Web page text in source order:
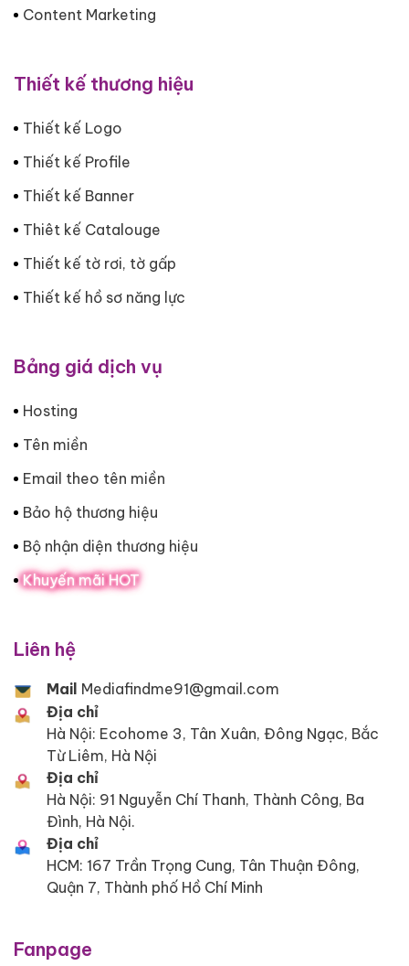
Content Marketing
Thiết kế thương hiệu
Thiết kế Logo
Thiết kế Profile
Thiết kế Banner
Thiêt kế Catalouge
Thiết kế tờ rơi, tờ gấp
Thiết kế hồ sơ năng lực
Bảng giá dịch vụ
Hosting
Tên miền
Email theo tên miền
Bảo hộ thương hiệu
Bộ nhận diện thương hiệu
Khuyến mãi HOT
Liên hệ
Mail Mediafindme91@gmail.com
Địa chỉ
Hà Nội: Ecohome 3, Tân Xuân, Đông Ngạc, Bắc
Từ Liêm, Hà Nội
Địa chỉ
Hà Nội: 91 Nguyễn Chí Thanh, Thành Công, Ba
Đình, Hà Nội.
Địa chỉ
HCM: 167 Trần Trọng Cung, Tân Thuận Đông,
Quận 7, Thành phố Hồ Chí Minh
Fanpage